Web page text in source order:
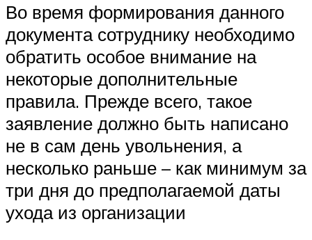
Во время формирования данного
документа сотруднику необходимо
обратить особое внимание на
некоторые дополнительные
правила. Прежде всего, такое
заявление должно быть написано
не в сам день увольнения, а
несколько раньше – как минимум за
три дня до предполагаемой даты
ухода из организации